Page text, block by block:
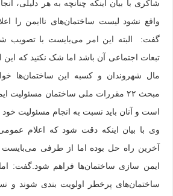
شاکری با بیان اینکه چنانچه به هر دلیلی،
واقع نشود لیست ساختمان‌های ناایمن را
گفت: البته این امر می‌بایست با تصویب
تبعات اجتماعی آن باشد اما شک نکنید که
مال شهروندان و کسبه این ساختمان‌ها
مبحث ۲۲ مقررات ملی ساختمان مسئولیت
است و آنان باید نسبت به انجام مسئولیت خود
وی با بیان اینکه دقت شود که اعلام
آخرین راه حل بوده اما از طرفی می‌بایست
ایمن سازی ساختمان‌ها فراهم شود.گفت:
ساختمان‌های پرخطر اولویت بندی شوند و